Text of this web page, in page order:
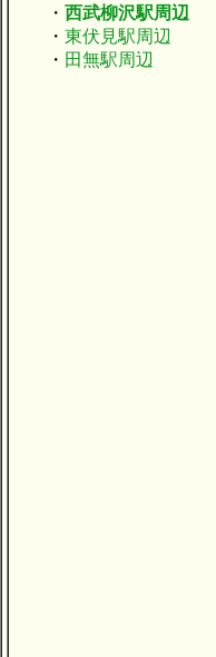
・ 西武柳沢駅周辺
・ 東伏見駅周辺
・ 田無駅周辺